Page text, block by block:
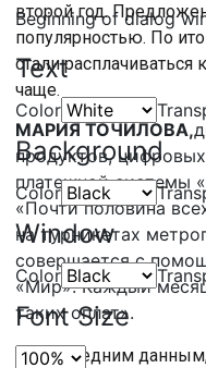
Beginning of dialog
Text
Color
Background
Color
Window
Color
Font Size
второй год.
популярностью. По
стали
чаще.
МАРИЯ ТОЧИЛОВА,
продуктов,
платежной системы
«Почти половина
на турникетах
совершается с
«Мир». Каждый
таких оплат».
По последним